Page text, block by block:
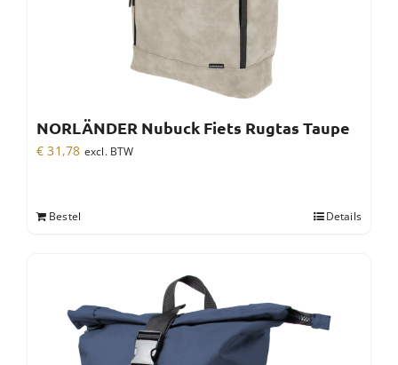
NORLÄNDER Nubuck Fiets Rugtas Taupe
€ 31,78 excl. BTW
Bestel Details